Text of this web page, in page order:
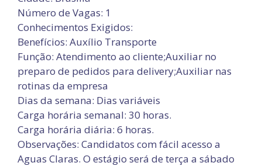
Número de Vagas: 1
Conhecimentos Exigidos:
Benefícios: Auxílio Transporte
Função: Atendimento ao cliente;Auxiliar no
preparo de pedidos para delivery;Auxiliar nas
rotinas da empresa
Dias da semana: Dias variáveis
Carga horária semanal: 30 horas.
Carga horária diária: 6 horas.
Observações: Candidatos com fácil acesso a
Aguas Claras. O estágio será de terça a sábado